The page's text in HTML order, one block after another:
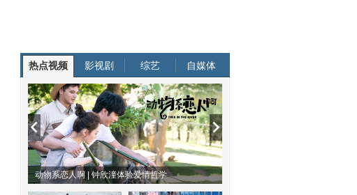
热点视频 影视剧 综艺 自媒体
南方有乔木 | “科创CP”渐入佳境